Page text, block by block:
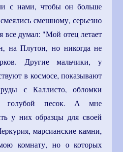
с нами, чтобы он больше
смешному, серьезно
все думал: "Мой отец летает
на Плутон, но никогда не
Другие мальчики, у
в космосе, показывают
с Каллисто, обломки
голубой песок. А мне
у них образцы для своей
марсианские камни,
комнату, но о которых